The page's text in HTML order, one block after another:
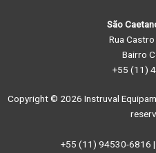
São
Rua
Bairro
+55 (11)
Copyright © 2026 Instruval
+55 (11) 94530-6816